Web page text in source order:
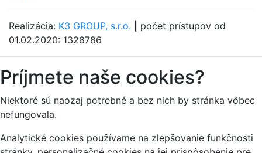
Realizácia: K3 GROUP, s.r.o.
počet prístupov od
01.02.2020: 1328786
Príjmete naše cookies?
Niektoré sú naozaj potrebné a bez nich by stránka vôbec
nefungovala.
Analytické cookies používame na zlepšovanie funkčnosti